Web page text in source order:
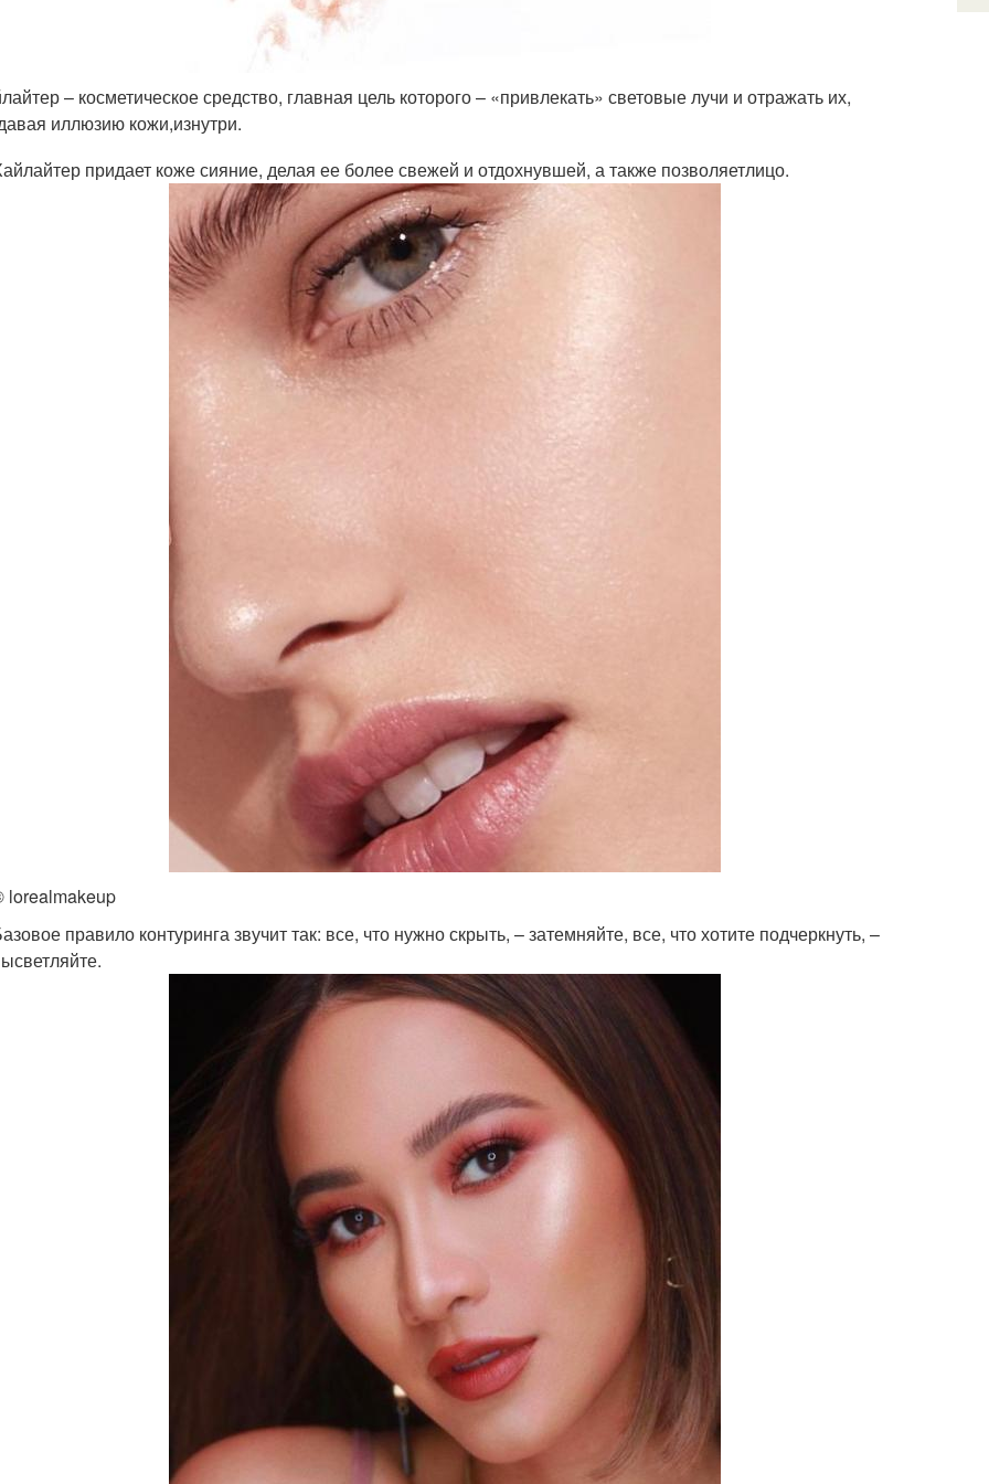
– косметическое средство, главная цель которого – «привлекать» световые лучи и отражать их,
иллюзию кожи,изнутри.
придает коже сияние, делая ее более свежей и отдохнувшей, а также позволяетлицо.
lorealmakeup
правило контуринга звучит так: все, что нужно скрыть, – затемняйте, все, что хотите подчеркнуть, –